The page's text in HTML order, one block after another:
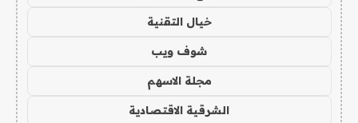
خيال التقنية
شوف ويب
مجلة الاسهم
الشرقية الاقتصادية